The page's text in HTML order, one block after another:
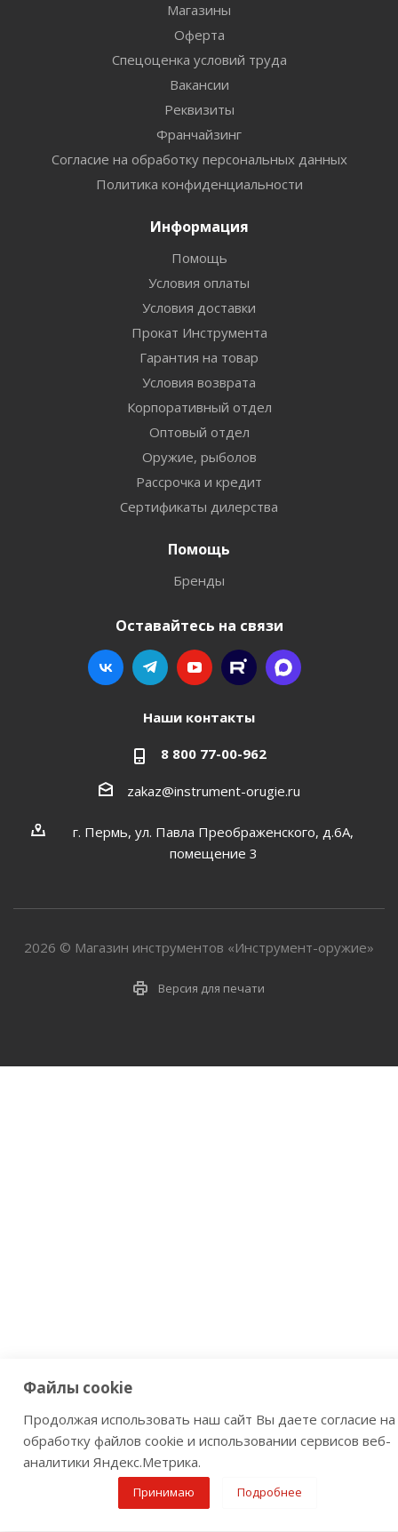
Магазины
Оферта
Спецоценка условий труда
Вакансии
Реквизиты
Франчайзинг
Согласие на обработку персональных данных
Политика конфиденциальности
Информация
Помощь
Условия оплаты
Условия доставки
Прокат Инструмента
Гарантия на товар
Условия возврата
Корпоративный отдел
Оптовый отдел
Оружие, рыболов
Рассрочка и кредит
Сертификаты дилерства
Помощь
Бренды
Оставайтесь на связи
Наши контакты
8 800 77-00-962
zakaz@instrument-orugie.ru
г. Пермь, ул. Павла Преображенского, д.6А,
помещение 3
2026 © Магазин инструментов «Инструмент-оружие»
Версия для печати
Файлы cookie
Продолжая использовать наш сайт Вы даете согласие на
обработку файлов cookie и использовании сервисов веб-
аналитики Яндекс.Метрика.
Принимаю Подробнее